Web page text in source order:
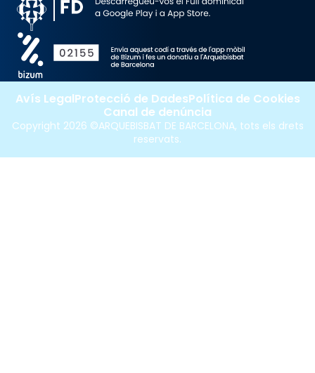
Copyright 2026 ©ARQUEBISBAT DE BARCELONA, tots els drets
reservats.
Avís LegalProtecció de DadesPolítica de Cookies
Canal de denúncia